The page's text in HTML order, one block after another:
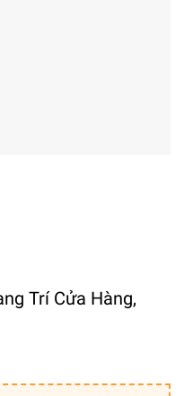
Trí Cửa Hàng,